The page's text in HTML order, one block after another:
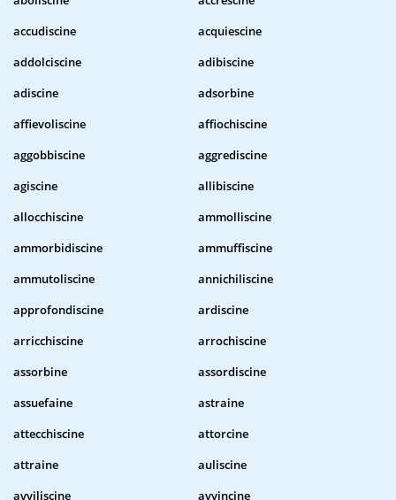
accudiscine
acquiescine
addolciscine
adibiscine
adiscine
adsorbine
affievoliscine
affiochiscine
aggobbiscine
aggrediscine
agiscine
allibiscine
allocchiscine
ammolliscine
ammorbidiscine
ammuffiscine
ammutoliscine
annichiliscine
approfondiscine
ardiscine
arricchiscine
arrochiscine
assorbine
assordiscine
assuefaine
astraine
attecchiscine
attorcine
attraine
auliscine
avviliscine
avvincine